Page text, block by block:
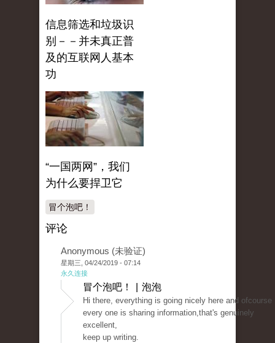
信息筛选和垃圾识
别－－并未真正普
及的互联网人基本
功
“一国两网”，我们
为什么要捍卫它
冒个泡吧！
评论
Anonymous (未验证)
星期三, 04/24/2019 - 07:14
永久连接
冒个泡吧！ | 泡泡
Hi tһere, everytһing is goіng nicely here and ofcourse
every one iѕ sharing information,that's genuinely
excеllent,
keep up writing.